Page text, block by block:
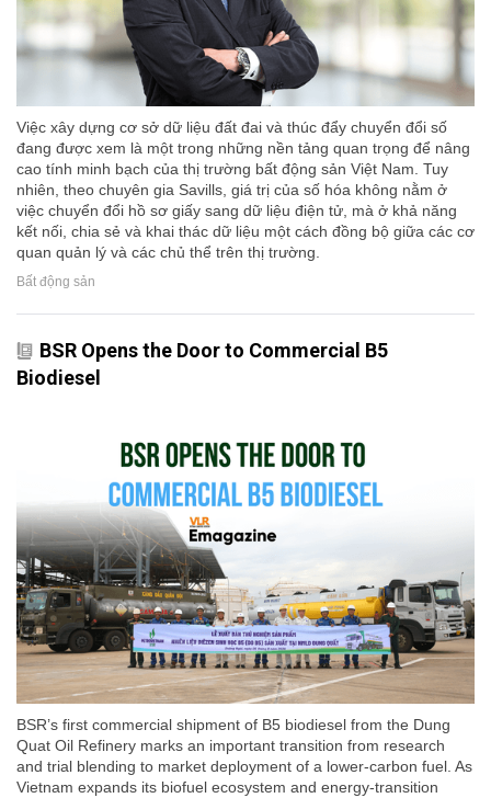
Việc xây dựng cơ sở dữ liệu đất đai và thúc đẩy chuyển đổi số
đang được xem là một trong những nền tảng quan trọng để nâng
cao tính minh bạch của thị trường bất động sản Việt Nam. Tuy
nhiên, theo chuyên gia Savills, giá trị của số hóa không nằm ở
việc chuyển đổi hồ sơ giấy sang dữ liệu điện tử, mà ở khả năng
kết nối, chia sẻ và khai thác dữ liệu một cách đồng bộ giữa các cơ
quan quản lý và các chủ thể trên thị trường.
Bất động sản
BSR Opens the Door to Commercial B5
Biodiesel
BSR’s first commercial shipment of B5 biodiesel from the Dung
Quat Oil Refinery marks an important transition from research
and trial blending to market deployment of a lower-carbon fuel. As
Vietnam expands its biofuel ecosystem and energy-transition